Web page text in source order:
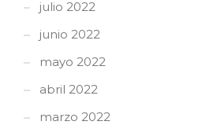
julio 2022
junio 2022
mayo 2022
abril 2022
marzo 2022